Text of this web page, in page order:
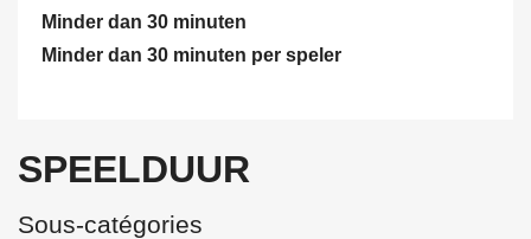
Minder dan 30 minuten
Minder dan 30 minuten per speler
SPEELDUUR
Sous-catégories